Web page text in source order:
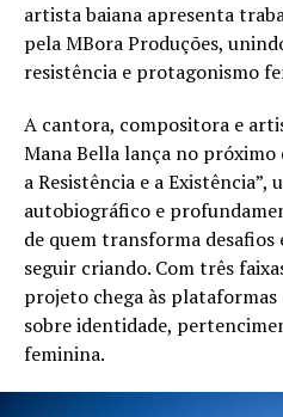
artista baiana apresenta
pela MBora Produções,
resistência e protagonismo
A cantora, compositora e
Mana Bella lança no próximo
a Resistência e a
autobiográfico e
de quem transforma
seguir criando. Com três
projeto chega às
sobre identidade,
feminina.